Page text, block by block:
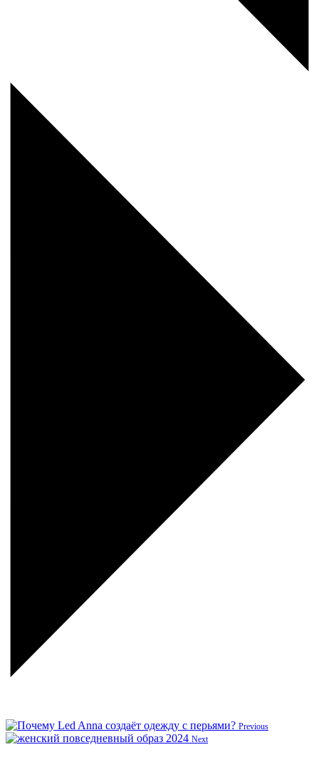
Previous
Next